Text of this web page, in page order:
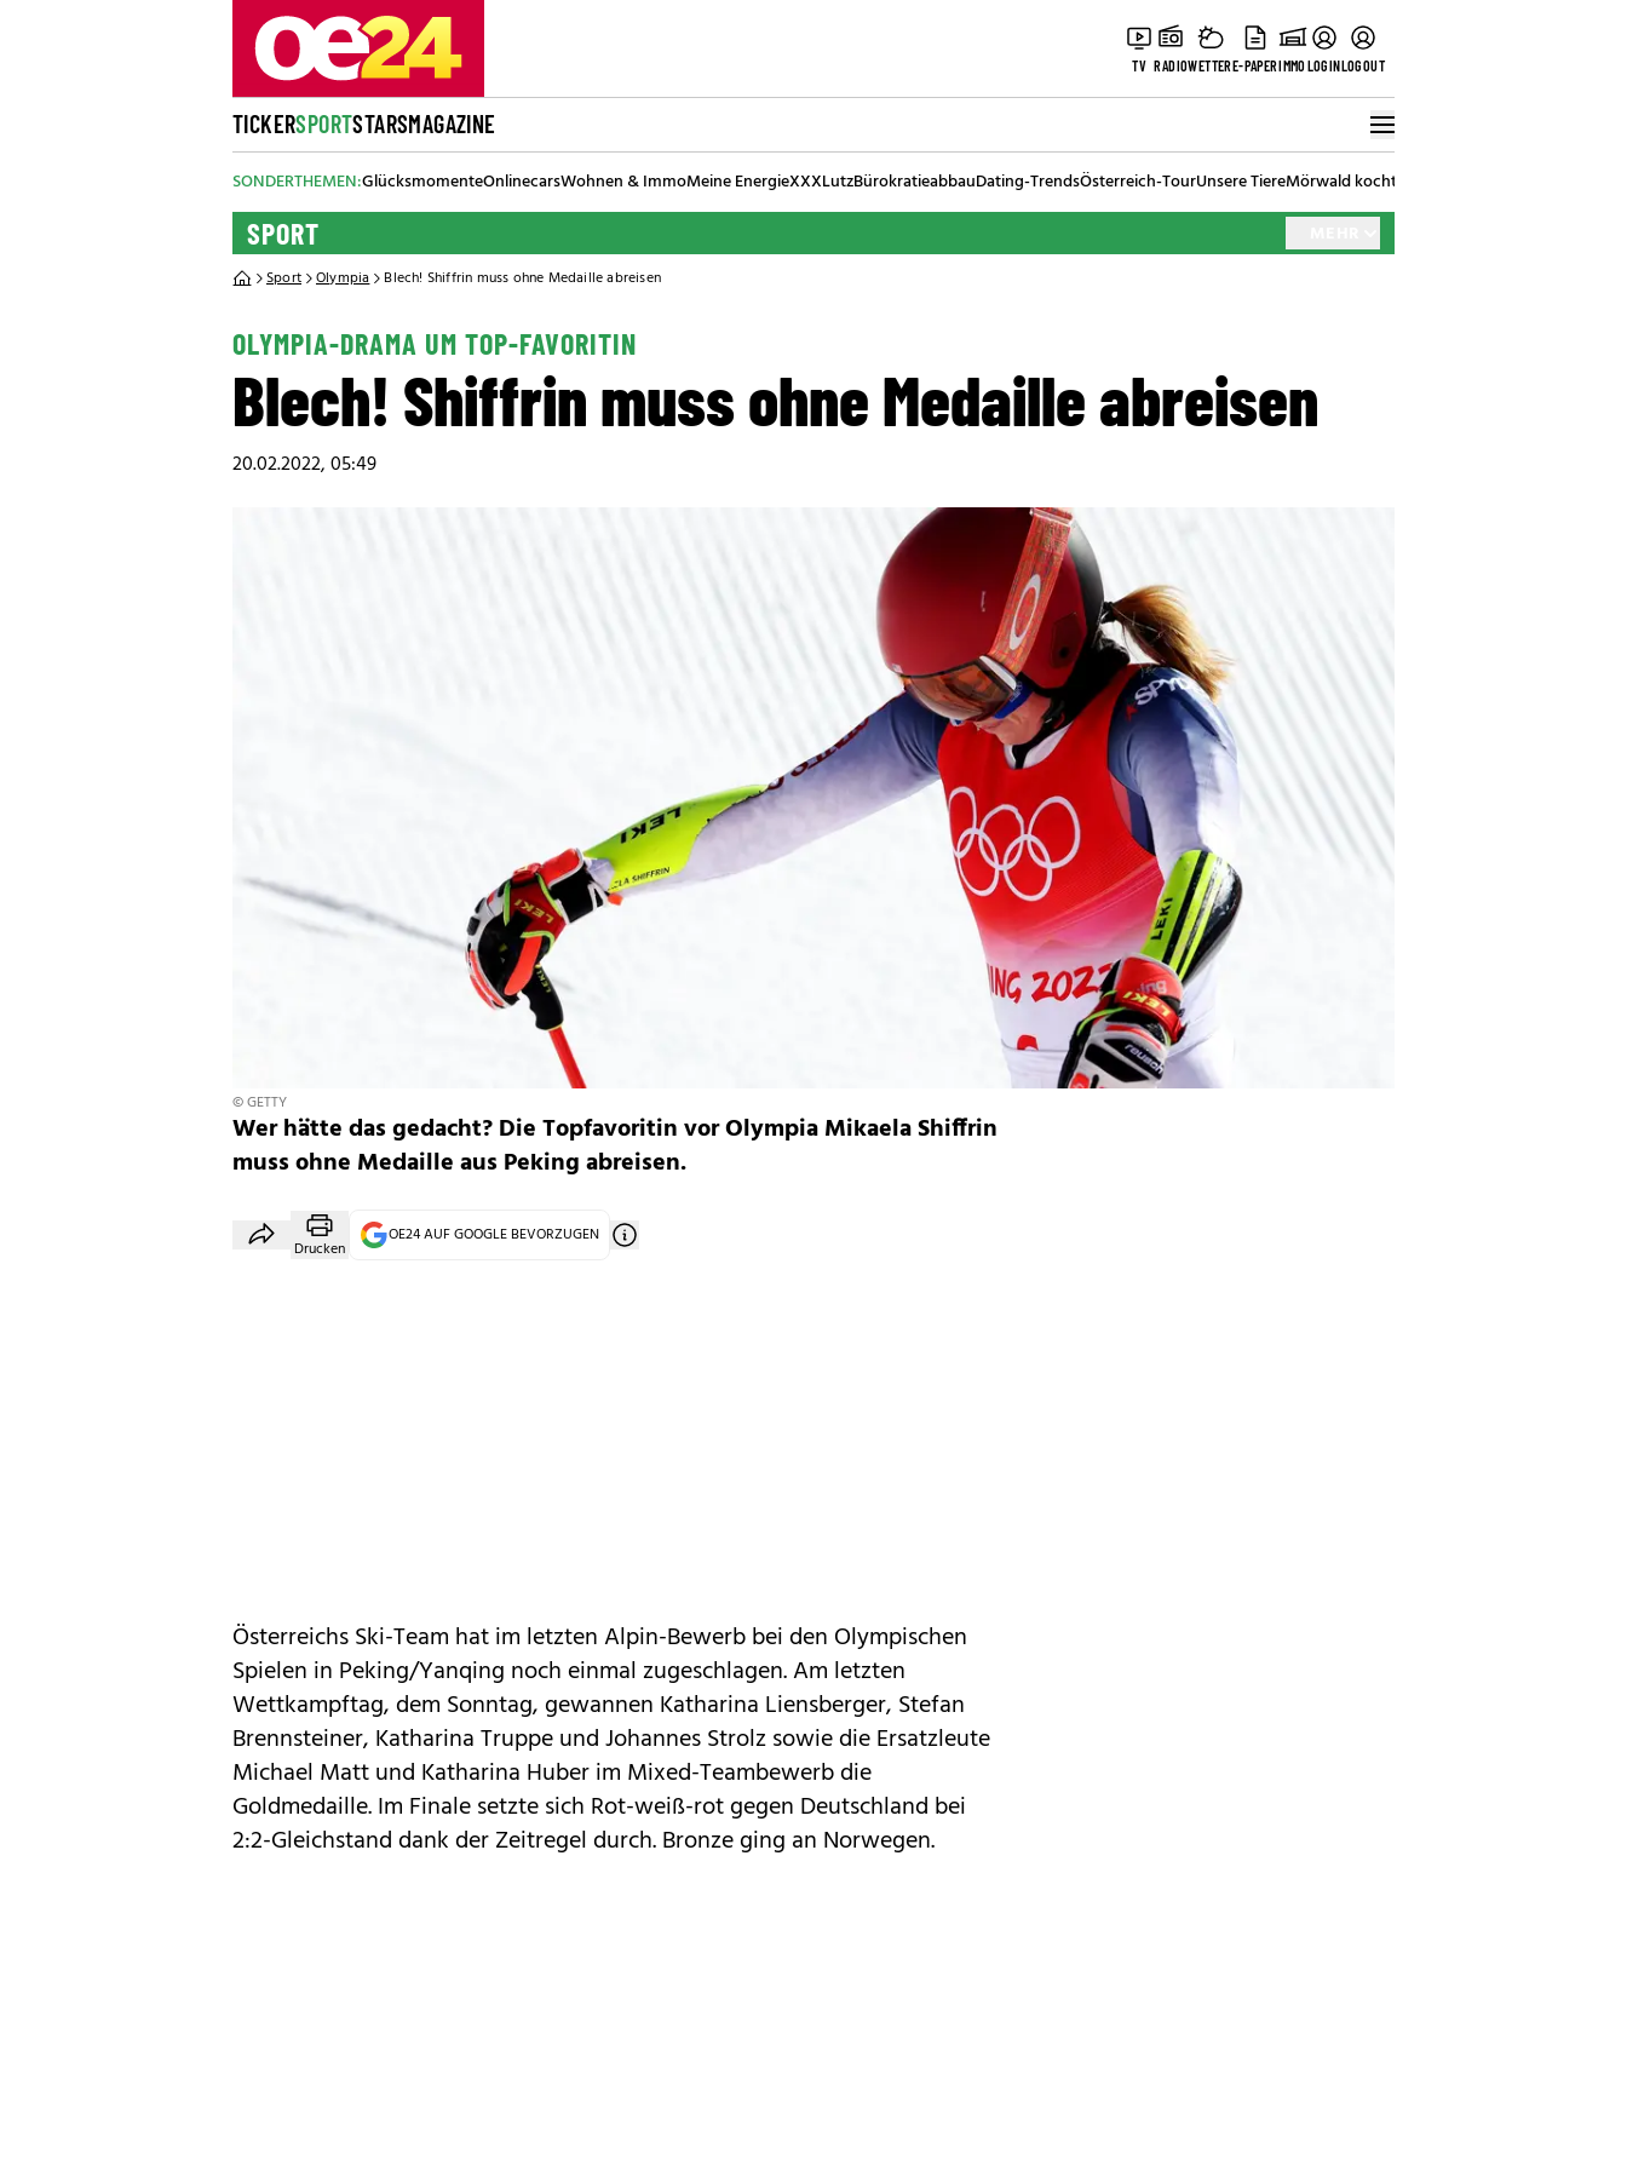
TV RADIOWETTERE-PAPERIMMOLOGINLOGOUT
TICKERSPORTSTARSMAGAZINE
SONDERTHEMEN:GlücksmomenteOnlinecarsWohnen & ImmoMeine EnergieXXXLutzBürokratieabbauDating-TrendsÖsterreich-TourUnsere TiereMörwald kocht
SPORT
Sport Olympia Blech! Shiffrin muss ohne Medaille abreisen
OLYMPIA-DRAMA UM TOP-FAVORITIN
Blech! Shiffrin muss ohne Medaille abreisen
20.02.2022, 05:49
© GETTY
Wer hätte das gedacht? Die Topfavoritin vor Olympia Mikaela Shiffrin
muss ohne Medaille aus Peking abreisen.
Drucken
OE24 AUF GOOGLE BEVORZUGEN
Österreichs Ski-Team hat im letzten Alpin-Bewerb bei den Olympischen
Spielen in Peking/Yanqing noch einmal zugeschlagen. Am letzten
Wettkampftag, dem Sonntag, gewannen Katharina Liensberger, Stefan
Brennsteiner, Katharina Truppe und Johannes Strolz sowie die Ersatzleute
Michael Matt und Katharina Huber im Mixed-Teambewerb die
Goldmedaille. Im Finale setzte sich Rot-weiß-rot gegen Deutschland bei
2:2-Gleichstand dank der Zeitregel durch. Bronze ging an Norwegen.